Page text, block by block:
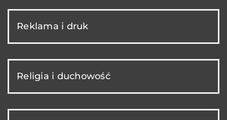
Reklama i druk
Religia i duchowość